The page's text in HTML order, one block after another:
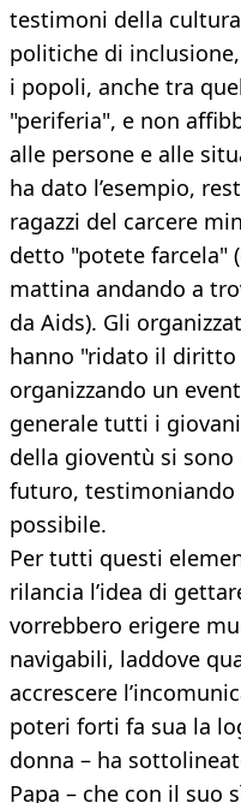
testimoni della
politiche di
i popoli, anche tra
"periferia", e non
alle persone e alle
ha dato l’esempio,
ragazzi del carcere
detto "potete farcela"
mattina andando a
da Aids). Gli
hanno "ridato il
organizzando un
generale tutti i
della gioventù si
futuro, testimoniando
possibile.
Per tutti questi
rilancia l’idea di
vorrebbero erigere
navigabili, laddove
accrescere
poteri forti fa sua la
donna – ha
Papa – che con il suo